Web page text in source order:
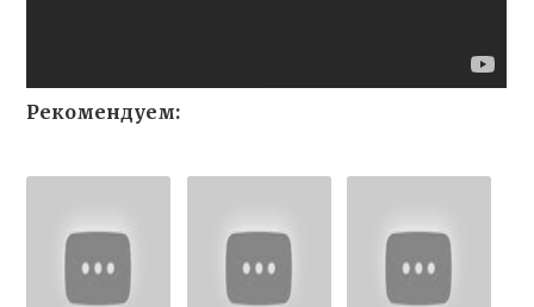
Рекомендуем: